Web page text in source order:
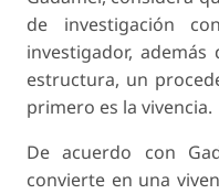
de investigación
investigador,
estructura, un
primero es la vivencia.
De acuerdo con
convierte en una